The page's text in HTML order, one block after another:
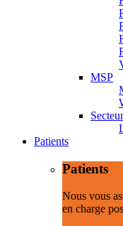
MSP
Patients
Patients
Nous vous
en charge